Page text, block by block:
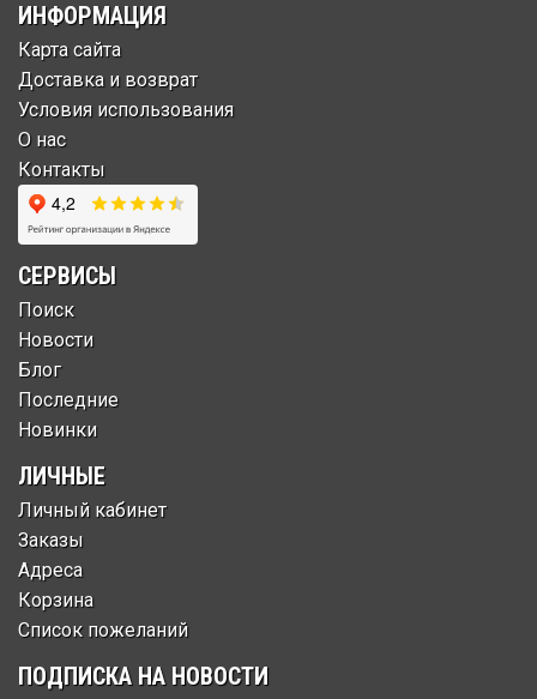
ИНФОРМАЦИЯ
Карта сайта
Доставка и возврат
Условия использования
О нас
Контакты
СЕРВИСЫ
Поиск
Новости
Блог
Последние
Новинки
ЛИЧНЫЕ
Личный кабинет
Заказы
Адреса
Корзина
Список пожеланий
ПОДПИСКА НА НОВОСТИ